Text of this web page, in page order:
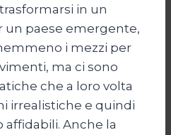
in un
un paese emergente,
i mezzi per
ma ci sono
che a loro volta
irrealistiche e quindi
Anche la